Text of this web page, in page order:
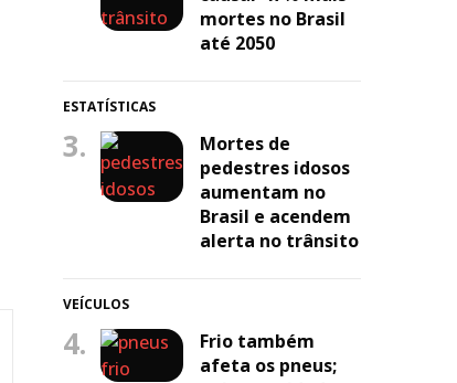
mortes no Brasil
até 2050
ESTATÍSTICAS
3.
Mortes de
pedestres idosos
aumentam no
Brasil e acendem
alerta no trânsito
VEÍCULOS
4.
Frio também
afeta os pneus;